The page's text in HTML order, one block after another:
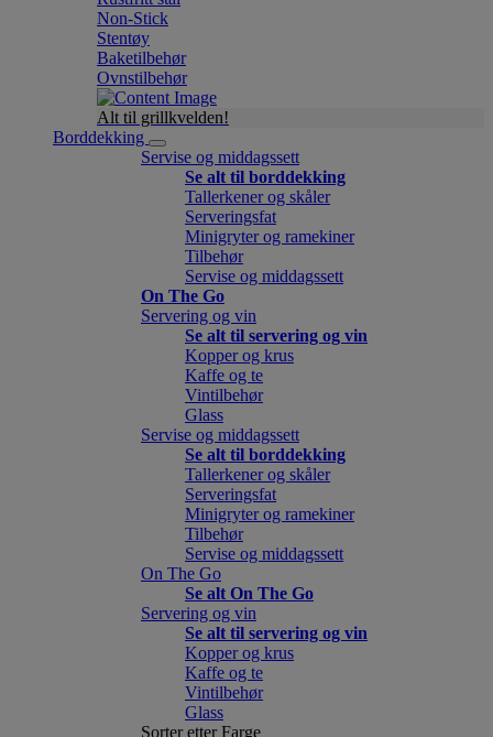
Non-Stick
Stentøy
Baketilbehør
Ovnstilbehør
Alt til grillkvelden!
Borddekking
Servise og middagssett
Se alt til borddekking
Tallerkener og skåler
Serveringsfat
Minigryter og ramekiner
Tilbehør
Servise og middagssett
On The Go
Servering og vin
Se alt til servering og vin
Kopper og krus
Kaffe og te
Vintilbehør
Glass
Servise og middagssett
Se alt til borddekking
Tallerkener og skåler
Serveringsfat
Minigryter og ramekiner
Tilbehør
Servise og middagssett
On The Go
Se alt On The Go
Servering og vin
Se alt til servering og vin
Kopper og krus
Kaffe og te
Vintilbehør
Glass
Sorter etter Farge